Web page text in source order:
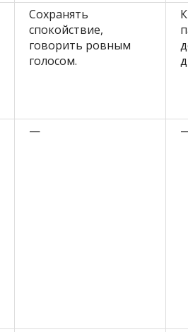
Сохранять
спокойствие,
говорить ровным
голосом.
—